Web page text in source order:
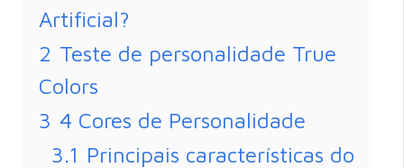
Artificial?
2 Teste de personalidade True
Colors
3 4 Cores de Personalidade
3.1 Principais características do